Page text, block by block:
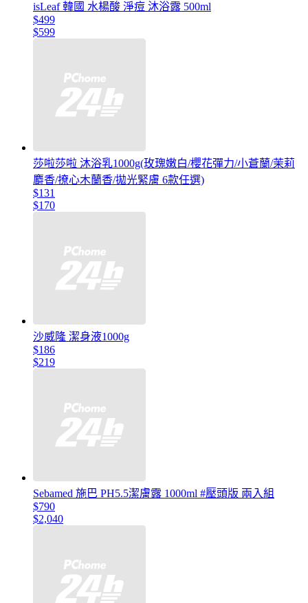
isLeaf 韓國 水楊酸 淨痘 沐浴露 500ml
$499
$599
莎啦莎啦 沐浴乳1000g(玫瑰嫩白/櫻花彈力/小蒼蘭/茉莉
麝香/撩心木蘭香/拋光緊膚 6款任選)
$131
$170
沙威隆 潔身液1000g
$186
$219
Sebamed 施巴 PH5.5潔膚露 1000ml #壓頭版 兩入組
$790
$2,040